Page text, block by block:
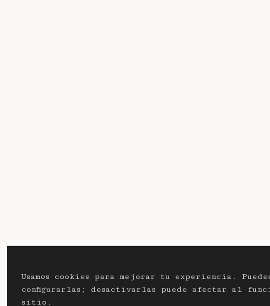
Usamos cookies para mejorar tu experiencia.
configurarlas; desactivarlas puede afectar al
sitio.